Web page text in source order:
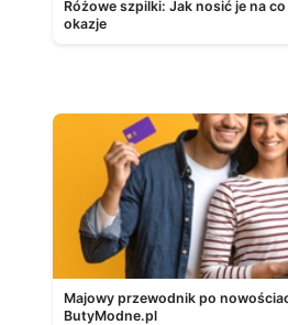
Różowe szpilki: Jak nosić je na
okazje
Majowy przewodnik po
ButyModne.pl